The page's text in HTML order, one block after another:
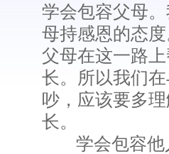
学会包容父母
母持感恩的态
父母在这一路
长。所以我们
吵，应该要多
长。
学会包容他